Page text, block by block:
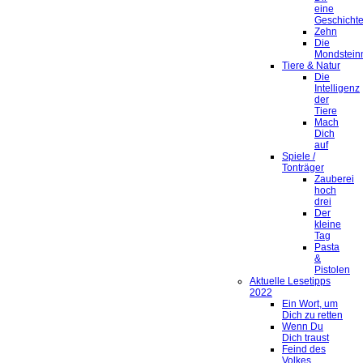
eine
Geschichte
Zehn
Die
Tiere & Natur
Die
Intelligenz
der
Tiere
Mach
Dich
auf
Spiele /
Tonträger
Zauberei
hoch
drei
Der
kleine
Tag
Pasta
&
Pistolen
Aktuelle Lesetipps
2022
Ein Wort, um
Dich zu retten
Wenn Du
Dich traust
Feind des
Volkes